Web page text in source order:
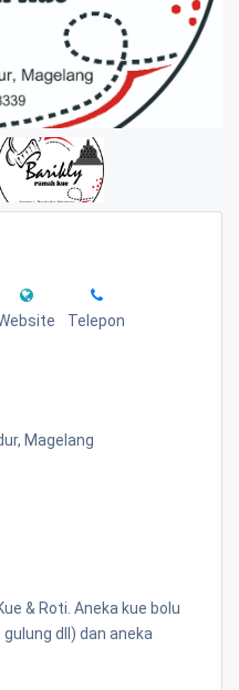
Telepon
Magelang
& Roti. Aneka kue bolu
dll) dan aneka